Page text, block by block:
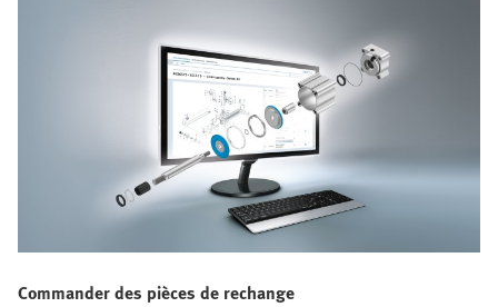
Commander des pièces de rechange